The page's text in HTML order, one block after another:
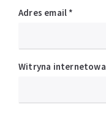
Adres email *
Witryna internetowa